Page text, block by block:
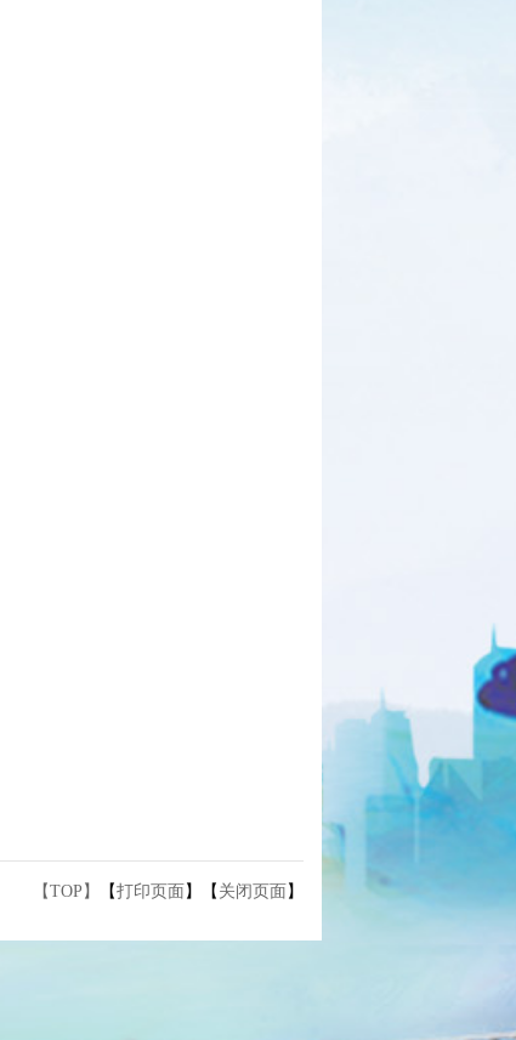
【TOP】 【打印页面 】【 关闭页面 】